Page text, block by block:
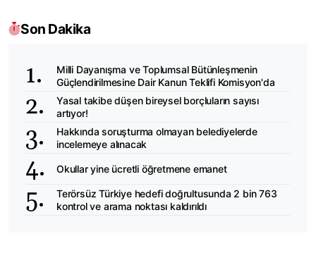
Son Dakika
Milli Dayanışma ve Toplumsal Bütünleşmenin
Güçlendirilmesine Dair Kanun Teklifi Komisyon'da
Yasal takibe düşen bireysel borçluların sayısı
artıyor!
Hakkında soruşturma olmayan belediyelerde
incelemeye alınacak
Okullar yine ücretli öğretmene emanet
Terörsüz Türkiye hedefi doğrultusunda 2 bin 763
kontrol ve arama noktası kaldırıldı